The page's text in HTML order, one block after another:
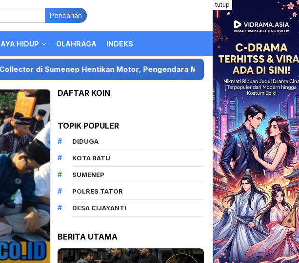
tutup
Pencarian
HIDUP OLAHRAGA INDEKS
Hentikan Motor, Pengendara Mengaku Ditelantarkan
DAFTAR KOIN
TOPIK POPULER
DIDUGA
KOTA BATU
SUMENEP
POLRES TATOR
DESA CIJAYANTI
BERITA UTAMA